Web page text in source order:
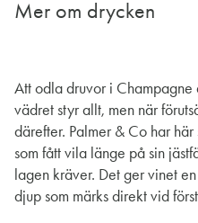
Mer om drycken
Att odla druvor i Champagne
vädret styr allt, men när
därefter. Palmer & Co har
som fått vila länge på sin
lagen kräver. Det ger vinet
djup som märks direkt vid